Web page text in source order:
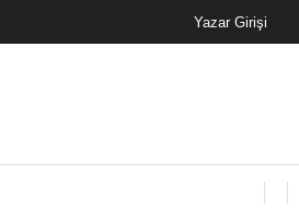
Yazar Girişi